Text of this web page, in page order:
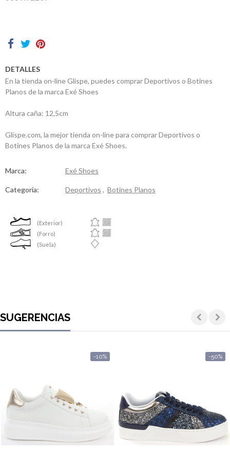
DETALLES
En la tienda on-line Glispe, puedes comprar Deportivos o Botines
Planos de la marca Exé Shoes
Altura caña: 12,5cm
Glispe.com, la mejor tienda on-line para comprar Deportivos o
Botines Planos de la marca Exé Shoes.
Marca: Exé Shoes
Categoría: Deportivos , Botines Planos
(Exterior)
(Forro)
(Suela)
SUGERENCIAS
-10% -50%